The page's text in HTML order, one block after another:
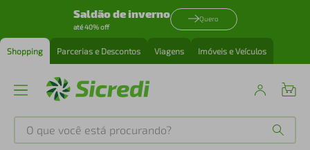
Saldão de inverno
até 40% off
Quero
Shopping Parcerias e Descontos Viagens Imóveis e Veículos
O que você está procurando?